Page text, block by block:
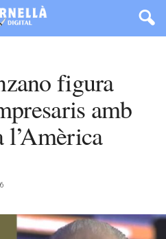
figura
amb
l’Amèrica